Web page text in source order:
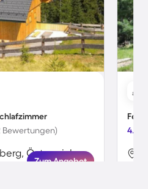
Bewertungen)
Österreich
Zum Angebot
ab
4.7